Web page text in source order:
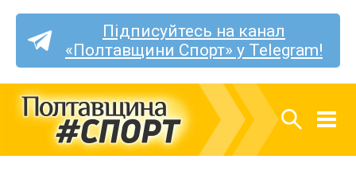
Підписуйтесь на канал
«Полтавщини Спорт» у Telegram!